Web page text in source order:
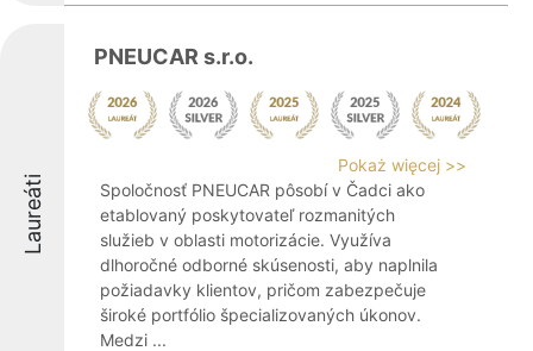
Laureáti
PNEUCAR s.r.o.
Pokaż więcej >>
Spoločnosť PNEUCAR pôsobí v Čadci ako
etablovaný poskytovateľ rozmanitých
služieb v oblasti motorizácie. Využíva
dlhoročné odborné skúsenosti, aby naplnila
požiadavky klientov, pričom zabezpečuje
široké portfólio špecializovaných úkonov.
Medzi ...